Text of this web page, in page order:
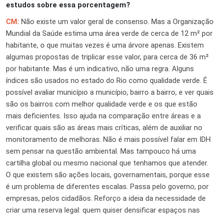
estudos sobre essa porcentagem?
CM: Não existe um valor geral de consenso. Mas a Organização
Mundial da Saúde estima uma área verde de cerca de 12 m² por
habitante, o que muitas vezes é uma árvore apenas. Existem
algumas propostas de triplicar esse valor, para cerca de 36 m²
por habitante. Mas é um indicativo, não uma regra. Alguns
índices são usados no estado do Rio como qualidade verde. É
possível avaliar município a município, bairro a bairro, e ver quais
são os bairros com melhor qualidade verde e os que estão
mais deficientes. Isso ajuda na comparação entre áreas e a
verificar quais são as áreas mais críticas, além de auxiliar no
monitoramento de melhoras. Não é mais possível falar em IDH
sem pensar na questão ambiental. Mas tampouco há uma
cartilha global ou mesmo nacional que tenhamos que atender.
O que existem são ações locais, governamentais, porque esse
é um problema de diferentes escalas. Passa pelo governo, por
empresas, pelos cidadãos. Reforço a ideia da necessidade de
criar uma reserva legal: quem quiser densificar espaços nas